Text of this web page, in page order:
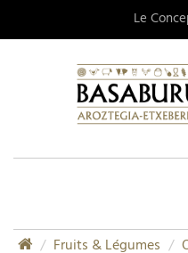
Le
Fruits & Légumes